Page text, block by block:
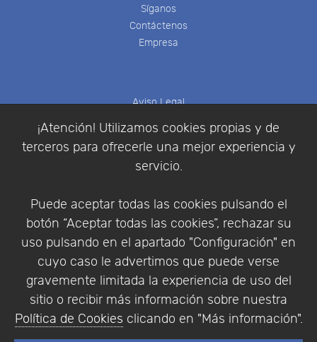
¡Atención! Utilizamos cookies propias y de
terceros para ofrecerle una mejor experiencia y
servicio.
Puede aceptar todas las cookies pulsando el
botón “Aceptar todas las cookies”, rechazar su
uso pulsando en el apartado "Configuración" en
cuyo caso le advertimos que puede verse
gravemente limitada la experiencia de uso del
sitio o recibir más información sobre nuestra
Política de Cookies clicando en "Más información".
Síganos
Contáctenos
Empresa
Aviso Legal
Política de Privacidad
Condiciones de compra
Identificarse
Empresa|Aviso Legal| Política de Privacidad |
Política de Cookies
© Copyright 1994 - 2026. Addlink Software
Científico, S.L.